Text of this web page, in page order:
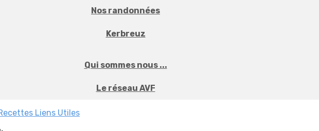
Nos randonnées
Kerbreuz
Qui sommes nous ...
Le réseau AVF
Liens Utiles